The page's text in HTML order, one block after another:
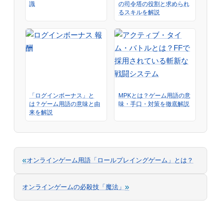
識
の司令塔の役割と求められ
るスキルを解説
「ログインボーナス」と
は？ゲーム用語の意味と由
来を解説
MPKとは？ゲーム用語の意
味・手口・対策を徹底解説
«オンラインゲーム用語「ロールプレイングゲーム」とは？
オンラインゲームの必殺技「魔法」 »